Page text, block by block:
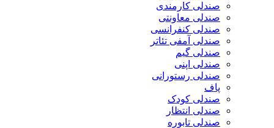
صندلی کارمندی
صندلی معاونتی
صندلی کنفرانسی
صندلی آمفی تئاتر
صندلی گیم
صندلی اپنی
صندلی رستورانی
پاف
صندلی کودک
صندلی انتظار
صندلی تابوره